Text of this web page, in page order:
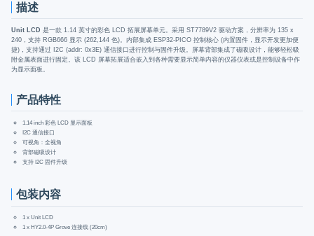
描述
Unit LCD 是一款 1.14 英寸的彩色 LCD 拓展屏幕单元。采用 ST7789V2 驱动方案，分辨率为 135 x
240，支持 RGB666 显示 (262,144 色)。内部集成 ESP32-PICO 控制核心 (内置固件，显示开发更加便
捷)，支持通过 I2C (addr: 0x3E) 通信接口进行控制与固件升级。屏幕背部集成了磁吸设计，能够轻松吸
附金属表面进行固定。该 LCD 屏幕拓展适合嵌入到各种需要显示简单内容的仪器仪表或是控制设备中作
为显示面板。
产品特性
1.14 inch 彩色 LCD 显示面板
I2C 通信接口
可视角：全视角
背部磁吸设计
支持 I2C 固件升级
包装内容
1 x Unit LCD
1 x HY2.0-4P Grove 连接线 (20cm)